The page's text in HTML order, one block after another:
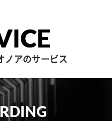
ノアのサービス